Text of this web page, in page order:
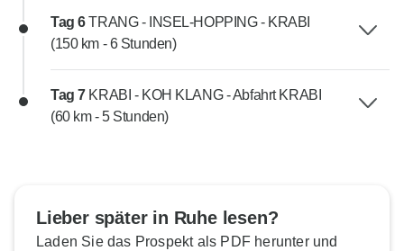
Tag 6TRANG - INSEL-HOPPING - KRABI
(150 km - 6 Stunden)
Tag 7 KRABI - KOH KLANG - Abfahrt KRABI
(60 km - 5 Stunden)
Lieber später in Ruhe lesen?
Laden Sie das Prospekt als PDF herunter und